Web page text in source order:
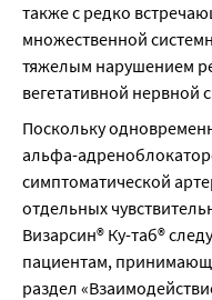
также с редко
множественной
тяжелым нарушением
вегетативной нервной
Поскольку
альфа-
симптоматической
отдельных
Визарсин® Ку-таб®
пациентам,
раздел